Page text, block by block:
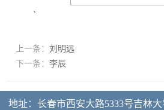
、
上一条： 刘明远
下一条： 李辰
地址：长春市西安大路5333号吉